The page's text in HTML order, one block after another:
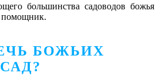
большинства садоводов божья
помощник.
БОЖЬИХ